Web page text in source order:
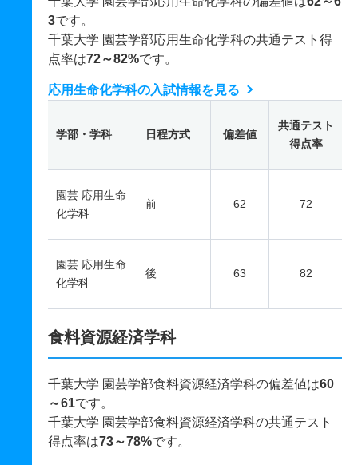
3です。
千葉大学 園芸学部応用生命化学科の共通テスト得
点率は72～82%です。
応用生命化学科の入試情報を見る
学部・学科 日程方式 偏差値
共通テスト
得点率
園芸 応用生命
化学科
前 62 72
園芸 応用生命
化学科
後 63 82
食料資源経済学科
千葉大学 園芸学部食料資源経済学科の偏差値は60
～61です。
千葉大学 園芸学部食料資源経済学科の共通テスト
得点率は73～78%です。